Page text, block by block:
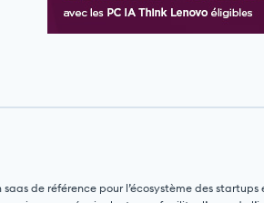
de référence pour l’écosystème des startups